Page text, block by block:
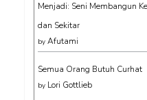
Menjadi: Seni Membangun
dan Sekitar
by Afutami
Semua Orang Butuh Curhat
by Lori Gottlieb